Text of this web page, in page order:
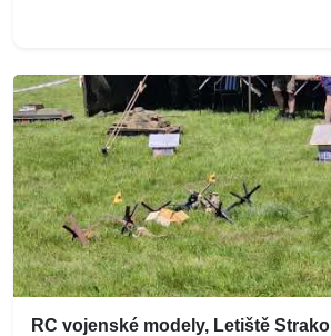
RC vojenské modely, Letiště